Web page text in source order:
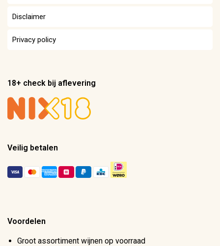
Disclaimer
Privacy policy
18+ check bij aflevering
Veilig betalen
Voordelen
Groot assortiment wijnen op voorraad